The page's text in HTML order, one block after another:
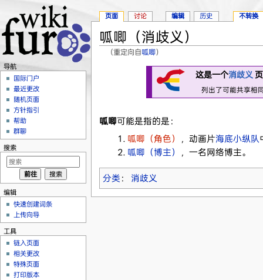
呱唧（消歧义）
（重定向自呱唧）
这是一个消歧义
列出了可能共享相
呱唧可能是指的是：
呱唧（角色）
，动画片海底小纵队
呱唧（博主）
，一名网络博主。
分类 ： 消歧义
页面 讨论 编辑 历史 不转换
导航
国际门户
最近更改
随机页面
方针指引
帮助
群聊
搜索
编辑
快速创建词条
上传向导
工具
链入页面
相关更改
特殊页面
打印版本